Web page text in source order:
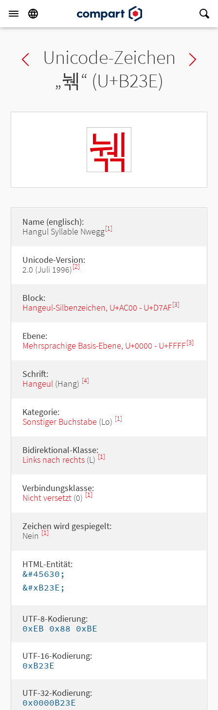
Previous char
Unicode-Zeichen
„눾“ (U+B23E)
눾
Name (englisch):
Hangul Syllable Nwegg[1]
Unicode-Version:
2.0 (Juli 1996)[2]
Block:
Hangeul-Silbenzeichen, U+AC00 - U+D7AF[3]
Ebene:
Mehrsprachige Basis-Ebene, U+0000 - U+FFFF[3]
Schrift:
Hangeul(Hang) [4]
Kategorie:
Sonstiger Buchstabe (Lo) [1]
Bidirektional-Klasse:
Links nach rechts(L) [1]
Verbindungsklasse:
Nicht versetzt(0) [1]
Zeichen wird gespiegelt:
Nein [1]
HTML-Entität:
&#45630;
&#xB23E;
UTF-8-Kodierung:
0xEB 0x88 0xBE
UTF-16-Kodierung:
0xB23E
UTF-32-Kodierung:
0x0000B23E